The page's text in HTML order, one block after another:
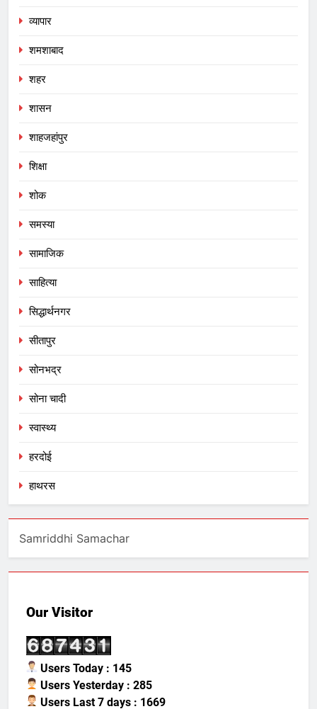
व्यापार
शमशाबाद
शहर
शासन
शाहजहांपुर
शिक्षा
शोक
समस्या
सामाजिक
साहित्या
सिद्धार्थनगर
सीतापुर
सोनभद्र
सोना चादी
स्वास्थ्य
हरदोई
हाथरस
Samriddhi Samachar
Our Visitor
Users Today : 145
Users Yesterday : 285
Users Last 7 days : 1669